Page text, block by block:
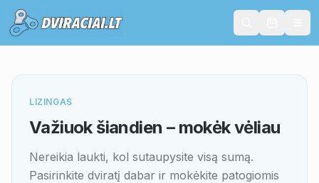
LIZINGAS
Važiuok šiandien – mokėk vėliau
Nereikia laukti, kol sutaupysite visą sumą.
Pasirinkite dviratį dabar ir mokėkite patogiomis